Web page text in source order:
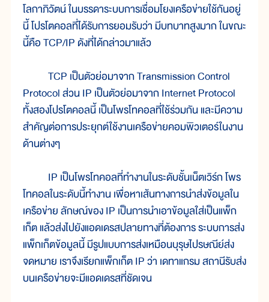
โลกาภิวัตน์ ในบรรดาระบบการเชื่อมโยงเครือข่ายใช้กันอยู่
นี้ โปรโตคอลที่ได้รับการยอมรับว่า มีบทบาทสูงมาก ในขณะ
นี้คือ TCP/IP ดังที่ได้กล่าวมาแล้ว
TCP เป็นตัวย่อมาจาก Transmission Control
Protocol ส่วน IP เป็นตัวย่อมาจาก Internet Protocol
ทั้งสองโปรโตคอลนี้ เป็นโพรโทคอลที่ใช้ร่วมกัน และมีความ
สำคัญต่อการประยุกต์ใช้งานเครือข่ายคอมพิวเตอร์ในงาน
ด้านต่างๆ
IP เป็นโพรโทคอลที่ทำงานในระดับชั้นเน็ตเวิร์ก โพร
โทคอลในระดับนี้ทำงาน เพื่อหาเส้นทางการนำส่งข้อมูลใน
เครือข่าย ลักษณ์ของ IP เป็นการนำเอาข้อมูลใส่เป็นแพ็ก
เก็ต แล้วส่งไปยังแอดเดรสปลายทางที่ต้องการ ระบบการส่ง
แพ็กเก็ตข้อมูลนี้ มีรูปแบบการส่งเหมือนบุรุษไปรษณีย์ส่ง
จดหมาย เราจึงเรียกแพ็กเก็ต IP ว่า เดทาแกรม สถานีรับส่ง
บนเครือข่ายจะมีแอดเดรสที่ชัดเจน